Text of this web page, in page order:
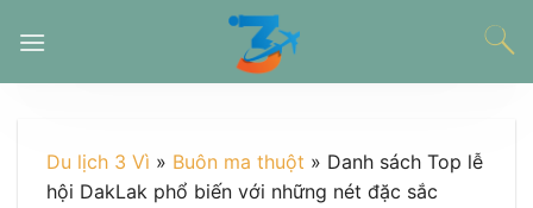
đến
Du lịch 3 Vì » Buôn ma thuột » Danh sách Top lễ
hội DakLak phổ biến với những nét đặc sắc